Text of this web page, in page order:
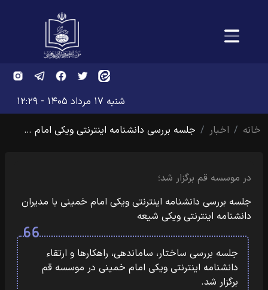
شنبه ۱۷ مرداد ۱۴۰۵ - ۱۲:۲۹
خانه
اخبار جلسه بررسی دانشنامه اینترنتی ویکی امام …
در موسسه قم برگزار شد؛
جلسه بررسی دانشنامه اینترنتی ویکی امام خمینی با مدیران
دانشنامه اینترنتی ویکی شیعه
جلسه بررسی ساختار، ساماندهی، راهکارها و ارتقاء
دانشنامه اینترنتی ویکی امام خمینی در موسسه قم
برگزار شد.